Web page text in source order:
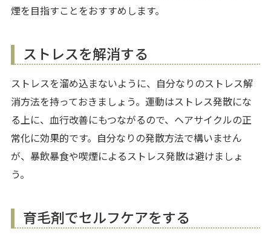
煙を目指すことをおすすめします。
ストレスを解消する
ストレスを溜め込まないように、自分なりのストレス解
消方法を持っておきましょう。運動はストレス発散にな
る上に、血行改善にもつながるので、ヘアサイクルの正
常化に効果的です。自分なりの発散方法で構いません
が、暴飲暴食や喫煙によるストレス発散は避けましょ
う。
育毛剤でセルフケアをする